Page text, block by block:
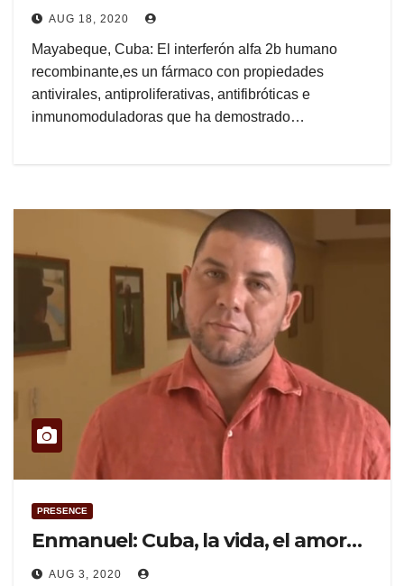
AUG 18, 2020
Mayabeque, Cuba: El interferón alfa 2b humano
recombinante,es un fármaco con propiedades
antivirales, antiproliferativas, antifibróticas e
inmunomoduladoras que ha demostrado…
PRESENCE
Enmanuel: Cuba, la vida, el amor…
AUG 3, 2020